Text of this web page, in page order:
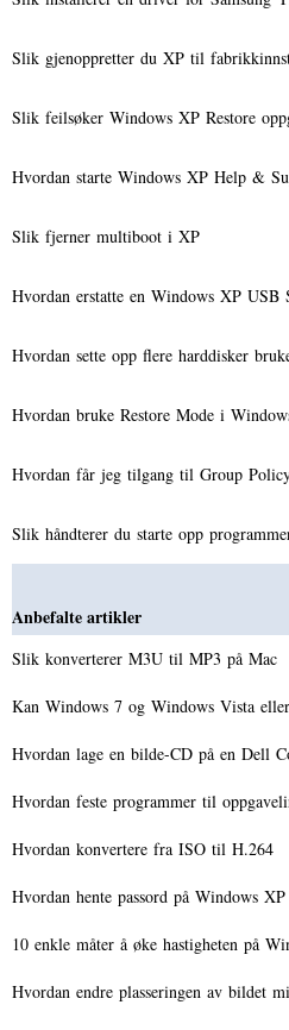
Slik gjenoppretter du XP til
Slik feilsøker Windows XP Restore
Hvordan starte Windows XP Help &
Slik fjerner multiboot i XP
Hvordan erstatte en Windows XP USB
Hvordan sette opp flere harddisker
Hvordan bruke Restore Mode i
Hvordan får jeg tilgang til Group
Slik håndterer du starte opp
Anbefalte artikler
Slik konverterer M3U til MP3 på Mac
Kan Windows 7 og Windows Vista
Hvordan lage en bilde-CD på en Dell
Hvordan feste programmer til
Hvordan konvertere fra ISO til H.264
Hvordan hente passord på Windows XP
10 enkle måter å øke hastigheten på
Hvordan endre plasseringen av bildet